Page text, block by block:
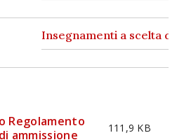
Insegnamenti a scelta
ammissione
111,9 KB